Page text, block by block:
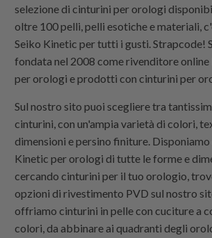
selezione di cinturini per orologi
oltre 100 pelli, pelli esotiche e materiali,
Seiko Kinetic per tutti i gusti.Strapcode!
fondata nel 2008 come rivenditore
per orologi e prodotti con cinturini per
Sul nostro sito puoi scegliere tra
cinturini, con un'ampia varietà di colori,
dimensioni e persino finiture.
Kinetic per orologi di tutte le forme e
cercando cinturini per il tuo orologio,
opzioni di rivestimento PVD sul nostro
offriamo cinturini in pelle con cuciture a
colori, da abbinare ai quadranti degli